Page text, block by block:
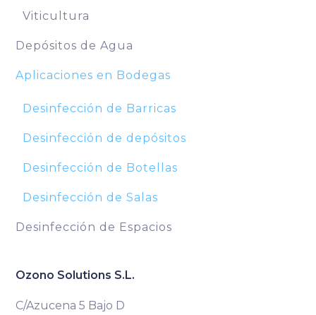
Viticultura
Depósitos de Agua
Aplicaciones en Bodegas
Desinfección de Barricas
Desinfección de depósitos
Desinfección de Botellas
Desinfección de Salas
Desinfección de Espacios
Ozono Solutions S.L.
C/Azucena 5 Bajo D